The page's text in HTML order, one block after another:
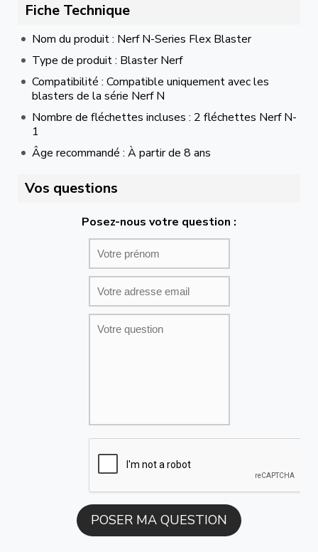
Fiche Technique
Nom du produit : Nerf N-Series Flex Blaster
Type de produit : Blaster Nerf
Compatibilité : Compatible uniquement avec les
blasters de la série Nerf N
Nombre de fléchettes incluses : 2 fléchettes Nerf N-
1
Âge recommandé : À partir de 8 ans
Vos questions
Posez-nous votre question :